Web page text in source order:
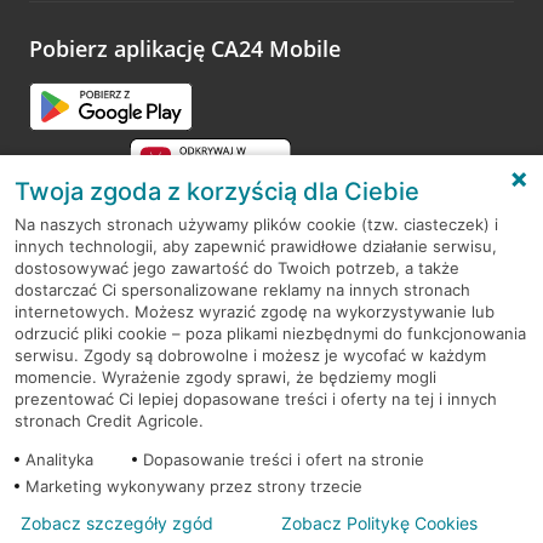
opinie.
Pobierz aplikację CA24 Mobile
RODO
Regulamin serwisu
Mapa serwisu
PolitykaCookies
© 2026 Credit Agricole Bank Polska S.A. Wszelkie prawa zastrzeżone
Twoja zgoda z korzyścią dla Ciebie
Na naszych stronach używamy plików cookie (tzw. ciasteczek) i
innych technologii, aby zapewnić prawidłowe działanie serwisu,
dostosowywać jego zawartość do Twoich potrzeb, a także
dostarczać Ci spersonalizowane reklamy na innych stronach
internetowych. Możesz wyrazić zgodę na wykorzystywanie lub
odrzucić pliki cookie – poza plikami niezbędnymi do funkcjonowania
serwisu. Zgody są dobrowolne i możesz je wycofać w każdym
momencie. Wyrażenie zgody sprawi, że będziemy mogli
prezentować Ci lepiej dopasowane treści i oferty na tej i innych
stronach Credit Agricole.
Analityka
Dopasowanie treści i ofert na stronie
Marketing wykonywany przez strony trzecie
Zobacz szczegóły zgód Zobacz Politykę Cookies